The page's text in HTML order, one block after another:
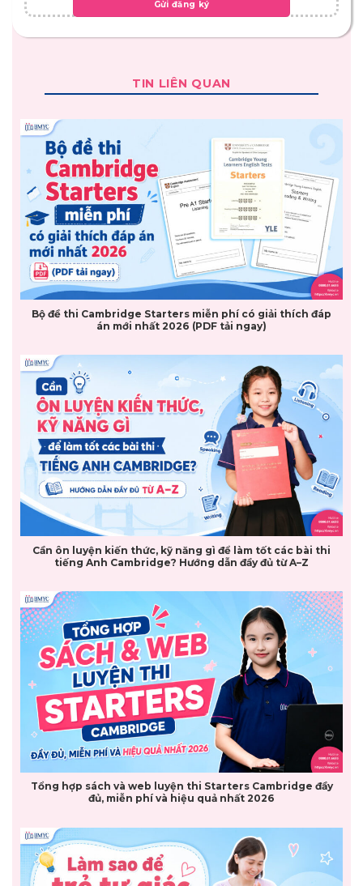
TIN LIÊN QUAN
Bộ đề thi Cambridge Starters miễn phí có giải thích đáp
án mới nhất 2026 (PDF tải ngay)
Cần ôn luyện kiến thức, kỹ năng gì để làm tốt các bài thi
tiếng Anh Cambridge? Hướng dẫn đầy đủ từ A–Z
Tổng hợp sách và web luyện thi Starters Cambridge đầy
đủ, miễn phí và hiệu quả nhất 2026